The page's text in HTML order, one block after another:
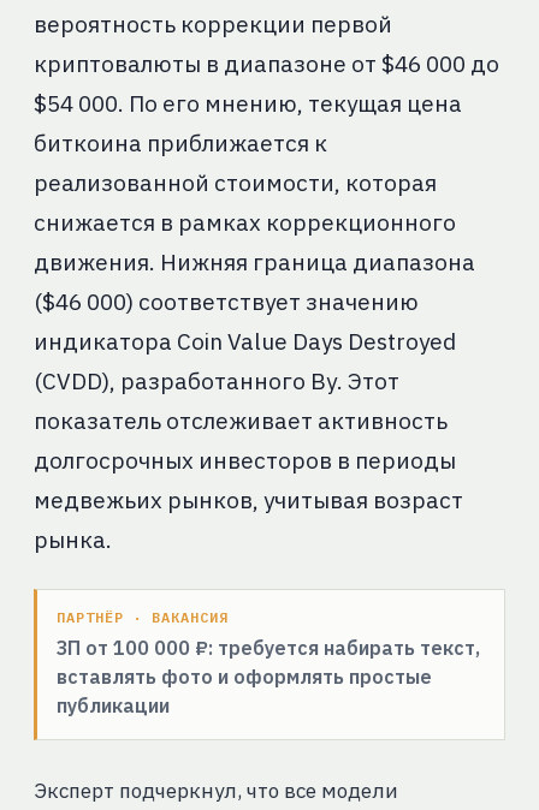
вероятность коррекции первой
криптовалюты в диапазоне от $46 000 до
$54 000. По его мнению, текущая цена
биткоина приближается к
реализованной стоимости, которая
снижается в рамках коррекционного
движения. Нижняя граница диапазона
($46 000) соответствует значению
индикатора Coin Value Days Destroyed
(CVDD), разработанного Ву. Этот
показатель отслеживает активность
долгосрочных инвесторов в периоды
медвежьих рынков, учитывая возраст
рынка.
ПАРТНЁР · ВАКАНСИЯ
ЗП от 100 000 ₽: требуется набирать текст,
вставлять фото и оформлять простые
публикации
Эксперт подчеркнул, что все модели